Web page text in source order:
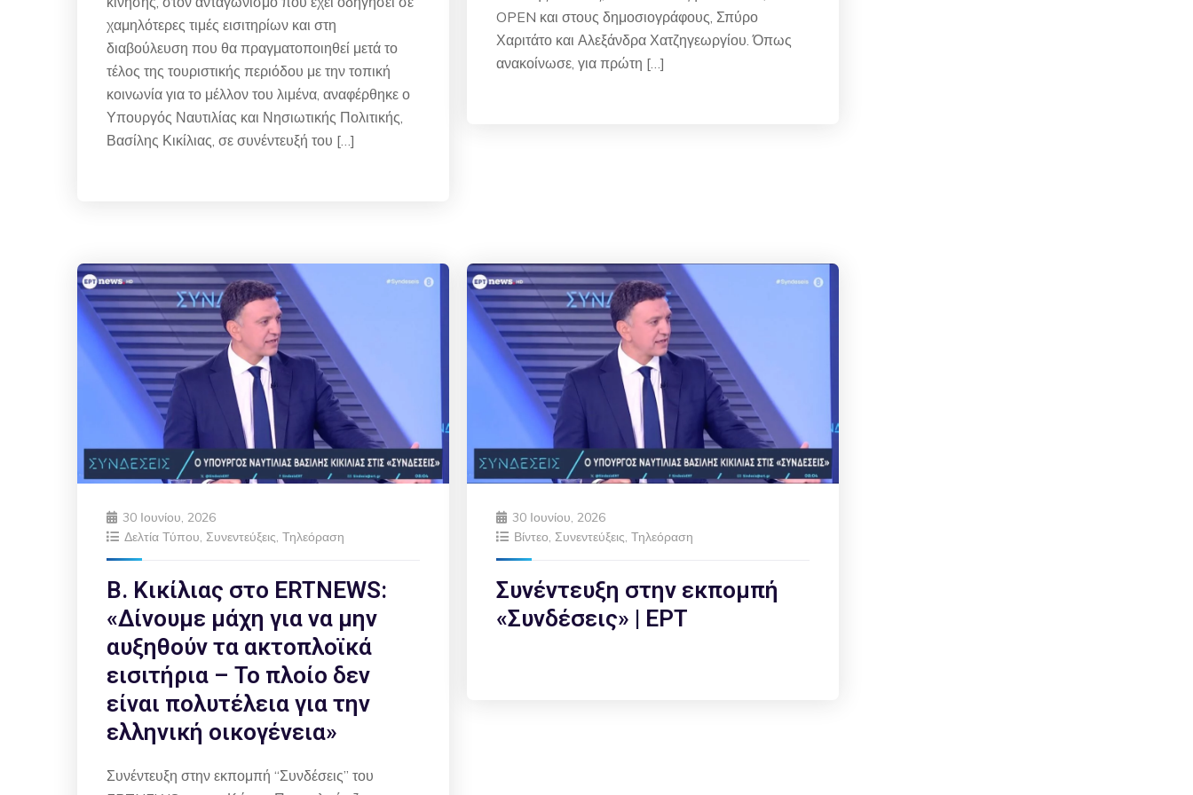
χαμηλότερες τιμές εισιτηρίων και στη
διαβούλευση που θα πραγματοποιηθεί μετά το
τέλος της τουριστικής περιόδου με την τοπική
κοινωνία για το μέλλον του λιμένα, αναφέρθηκε ο
Υπουργός Ναυτιλίας και Νησιωτικής Πολιτικής,
Βασίλης Κικίλιας, σε συνέντευξή του […]
OPEN και στους δημοσιογράφους, Σπύρο
Χαριτάτο και Αλεξάνδρα Χατζηγεωργίου. Όπως
ανακοίνωσε, για πρώτη […]
30 Ιουνίου, 2026
Δελτία Τύπου, Συνεντεύξεις, Τηλεόραση
Β. Κικίλιας στο ERTNEWS:
«Δίνουμε μάχη για να μην
αυξηθούν τα ακτοπλοϊκά
εισιτήρια – Το πλοίο δεν
είναι πολυτέλεια για την
ελληνική οικογένεια»
Συνέντευξη στην εκπομπή “Συνδέσεις” του
30 Ιουνίου, 2026
Βίντεο, Συνεντεύξεις, Τηλεόραση
Συνέντευξη στην εκπομπή
«Συνδέσεις» | ΕΡΤ